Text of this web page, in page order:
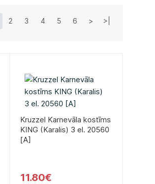
2 3 4 5 6 > >|
Kruzzel Karnevāla kostīms
KING (Karalis) 3 el. 20560
[A]
11.80€